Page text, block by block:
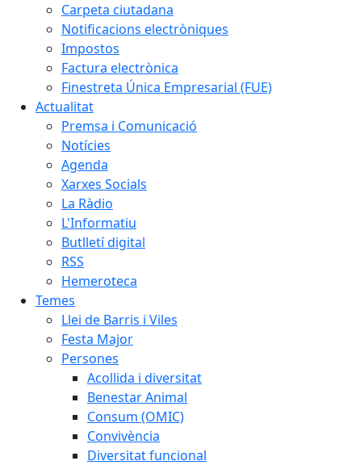
Carpeta ciutadana
Notificacions electròniques
Impostos
Factura electrònica
Finestreta Única Empresarial (FUE)
Actualitat
Premsa i Comunicació
Notícies
Agenda
Xarxes Socials
La Ràdio
L'Informatiu
Butlletí digital
RSS
Hemeroteca
Temes
Llei de Barris i Viles
Festa Major
Persones
Acollida i diversitat
Benestar Animal
Consum (OMIC)
Convivència
Diversitat funcional